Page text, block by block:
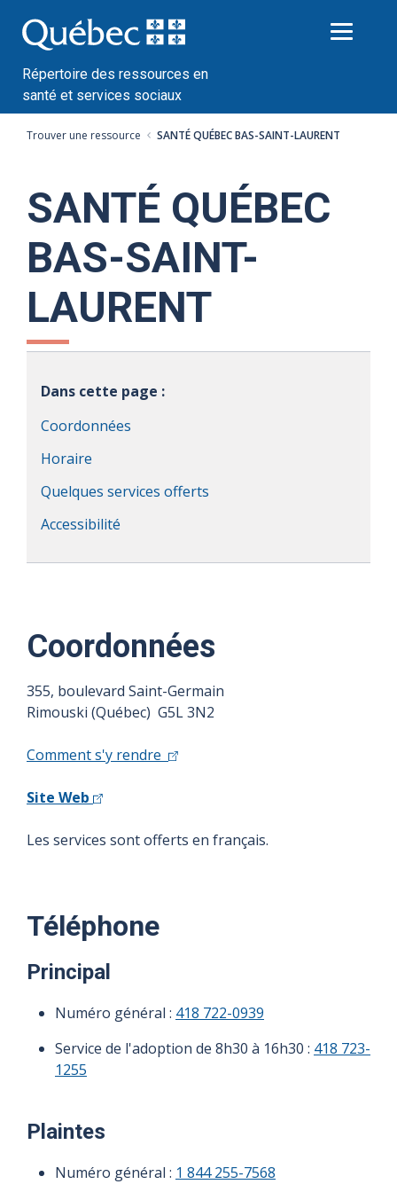
au
contenu
Répertoire des ressources en
santé et services sociaux
Trouver une ressource SANTÉ QUÉBEC BAS-SAINT-LAURENT
SANTÉ QUÉBEC
BAS-SAINT-
LAURENT
Dans cette page :
Coordonnées
Horaire
Quelques services offerts
Accessibilité
Coordonnées
355, boulevard Saint-Germain
Rimouski (Québec) G5L 3N2
Comment s'y rendre
Site Web
Les services sont offerts en français.
Téléphone
Principal
Numéro général : 418 722-0939
Service de l'adoption de 8h30 à 16h30 : 418 723-
1255
Plaintes
Numéro général : 1 844 255-7568